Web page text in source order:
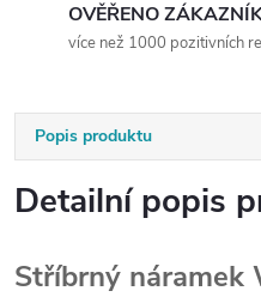
OVĚŘENO
více než 1000 pozitivních
Popis produktu
Detailní popis
Stříbrný náramek